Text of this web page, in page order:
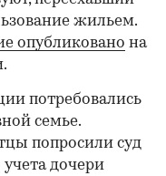
жильем.
опубликовано на
потребовались
семье.
попросили суд
дочери